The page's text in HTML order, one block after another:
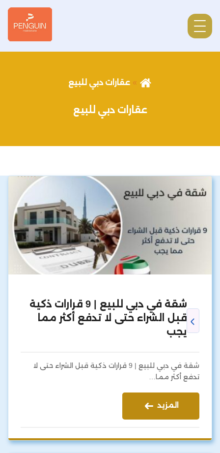
عقارات دبي للبيع
عقارات دبي للبيع
شقة في دبي للبيع | 9 قرارات ذكية
قبل الشراء حتى لا تدفع أكثر مما
يجب
شقة في دبي للبيع | 9 قرارات ذكية قبل الشراء حتى لا
تدفع أكثر مما…
المزيد